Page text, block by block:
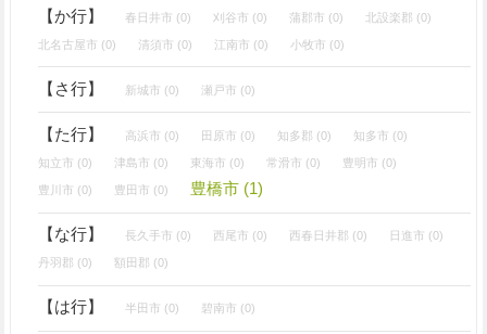
【か行】 春日井市 (0) 刈谷市 (0) 蒲郡市 (0) 北設楽郡 (0)
北名古屋市 (0) 清須市 (0) 江南市 (0) 小牧市 (0)
【さ行】 新城市 (0) 瀬戸市 (0)
【た行】 高浜市 (0) 田原市 (0) 知多郡 (0) 知多市 (0)
知立市 (0) 津島市 (0) 東海市 (0) 常滑市 (0) 豊明市 (0)
豊川市 (0) 豊田市 (0) 豊橋市 (1)
【な行】 長久手市 (0) 西尾市 (0) 西春日井郡 (0) 日進市 (0)
丹羽郡 (0) 額田郡 (0)
【は行】 半田市 (0) 碧南市 (0)